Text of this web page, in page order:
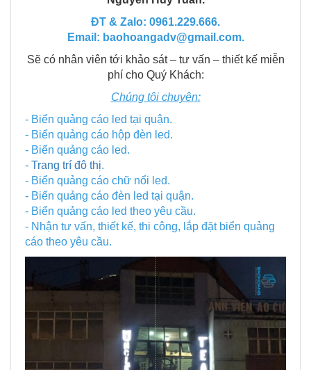
ĐT & Zalo: 0961.229.666.
Email: baohoangadv@gmail.com.
Sẽ có nhân viên tới khảo sát – tư vấn – thiết kế miễn
phí cho Quý Khách:
Chúng tôi chuyên:
- Biển quảng cáo led tại quận.
- Biển quảng cáo hộp đèn led.
- Biển quảng cáo led.
- Trang trí đô thị.
- Biển quảng cáo chữ nổi led.
- Biển quảng cáo đèn led tại quận.
- Biển quảng cáo led theo yêu cầu.
- Nhận tư vấn, thiết kế, thi công, lắp đặt biển quảng
cáo theo yêu cầu.